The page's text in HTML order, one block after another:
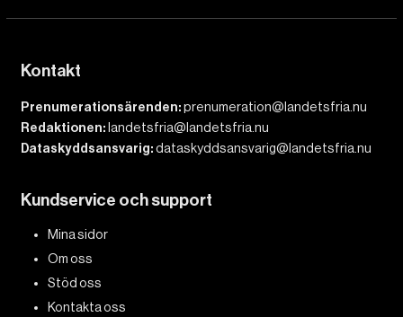
Kontakt
Prenumerationsärenden:prenumeration@landetsfria.nu
Redaktionen: landetsfria@landetsfria.nu
Dataskyddsansvarig:dataskyddsansvarig@landetsfria.nu
Kundservice och support
Mina sidor
Om oss
Stöd oss
Kontakta oss